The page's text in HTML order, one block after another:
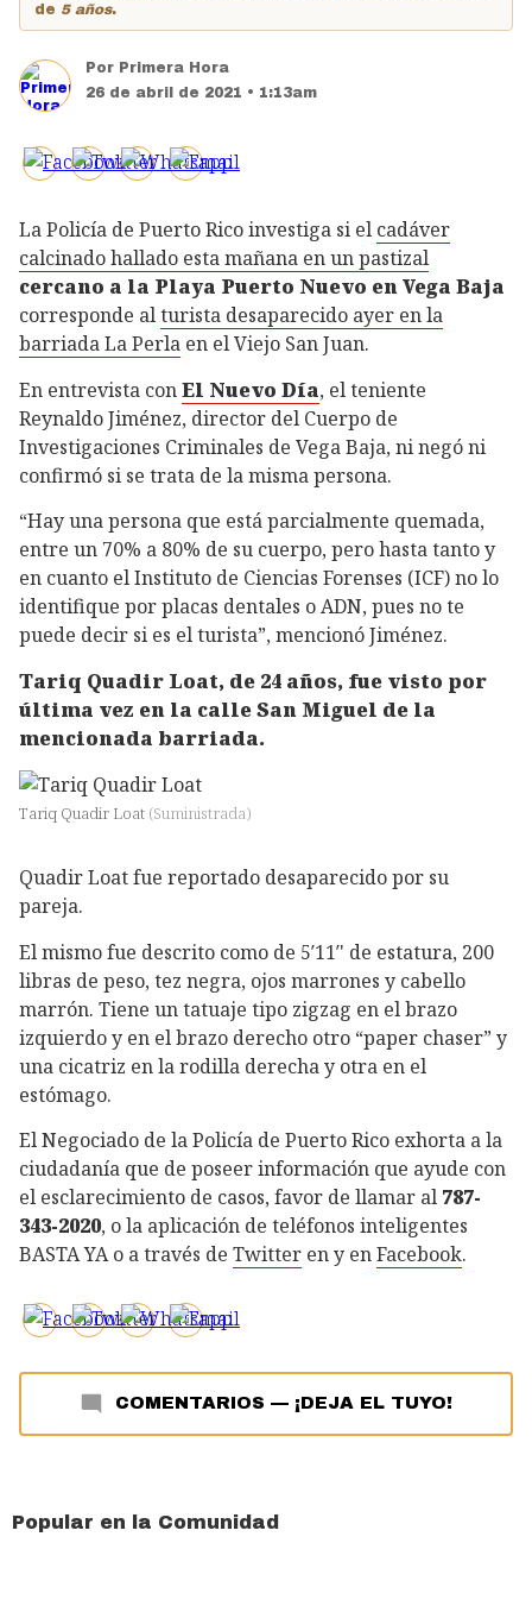
de 5 años.
Por Primera Hora
26 de abril de 2021 • 1:13am
La Policía de Puerto Rico investiga si el cadáver
calcinado hallado esta mañana en un pastizal
cercano a la Playa Puerto Nuevo en Vega Baja
corresponde alturista desaparecido ayer en la
barriada La Perla en el Viejo San Juan.
En entrevista conEl Nuevo Día, el teniente
Reynaldo Jiménez, director del Cuerpo de
Investigaciones Criminales de Vega Baja, ni negó ni
confirmó si se trata de la misma persona.
“Hay una persona que está parcialmente quemada,
entre un 70% a 80% de su cuerpo, pero hasta tanto y
en cuanto el Instituto de Ciencias Forenses (ICF) no lo
identifique por placas dentales o ADN, pues no te
puede decir si es el turista”, mencionó Jiménez.
Tariq Quadir Loat, de 24 años, fue visto por
última vez en la calle San Miguel de la
mencionada barriada.
Tariq Quadir Loat (Suministrada)
Quadir Loat fue reportado desaparecido por su
pareja.
El mismo fue descrito como de 5′11′' de estatura, 200
libras de peso, tez negra, ojos marrones y cabello
marrón. Tiene un tatuaje tipo zigzag en el brazo
izquierdo y en el brazo derecho otro “paper chaser” y
una cicatriz en la rodilla derecha y otra en el
estómago.
El Negociado de la Policía de Puerto Rico exhorta a la
ciudadanía que de poseer información que ayude con
el esclarecimiento de casos, favor de llamar al 787-
343-2020, o la aplicación de teléfonos inteligentes
BASTA YA o a través de Twitter en y enFacebook.
COMENTARIOS — ¡DEJA EL TUYO!
Popular en la Comunidad